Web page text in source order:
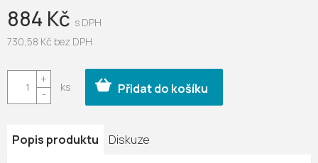
884 Kč
730,58 Kč bez DPH
cena:
Přidat do košíku
Popis produktu Diskuze